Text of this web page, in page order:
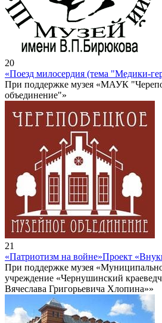
20
«Поезд милосердия (тема "Медики-
При поддержке музея «МАУК
объединение"»
21
«Патриотизм на войне»Проект
При поддержке музея
учреждение «Чернушинский
Вячеслава Григорьевича Хлопина»»